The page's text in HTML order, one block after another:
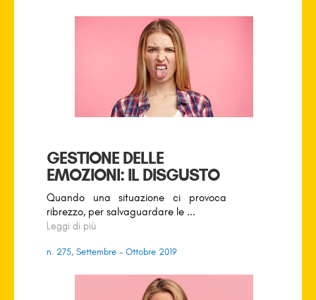
GESTIONE DELLE
EMOZIONI: IL DISGUSTO
Quando una situazione ci provoca
ribrezzo, per salvaguardare le ...
Leggi di più
n. 275, Settembre - Ottobre 2019